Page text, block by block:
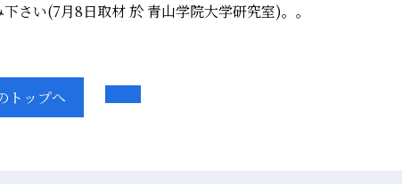
さい(7月8日取材 於 青山学院大学研究室)。。
トップへ